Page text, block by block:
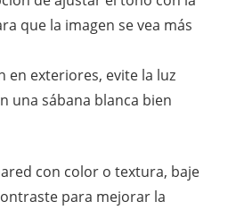
que la imagen se vea más
en exteriores, evite la luz
una sábana blanca bien
con color o textura, baje
para mejorar la